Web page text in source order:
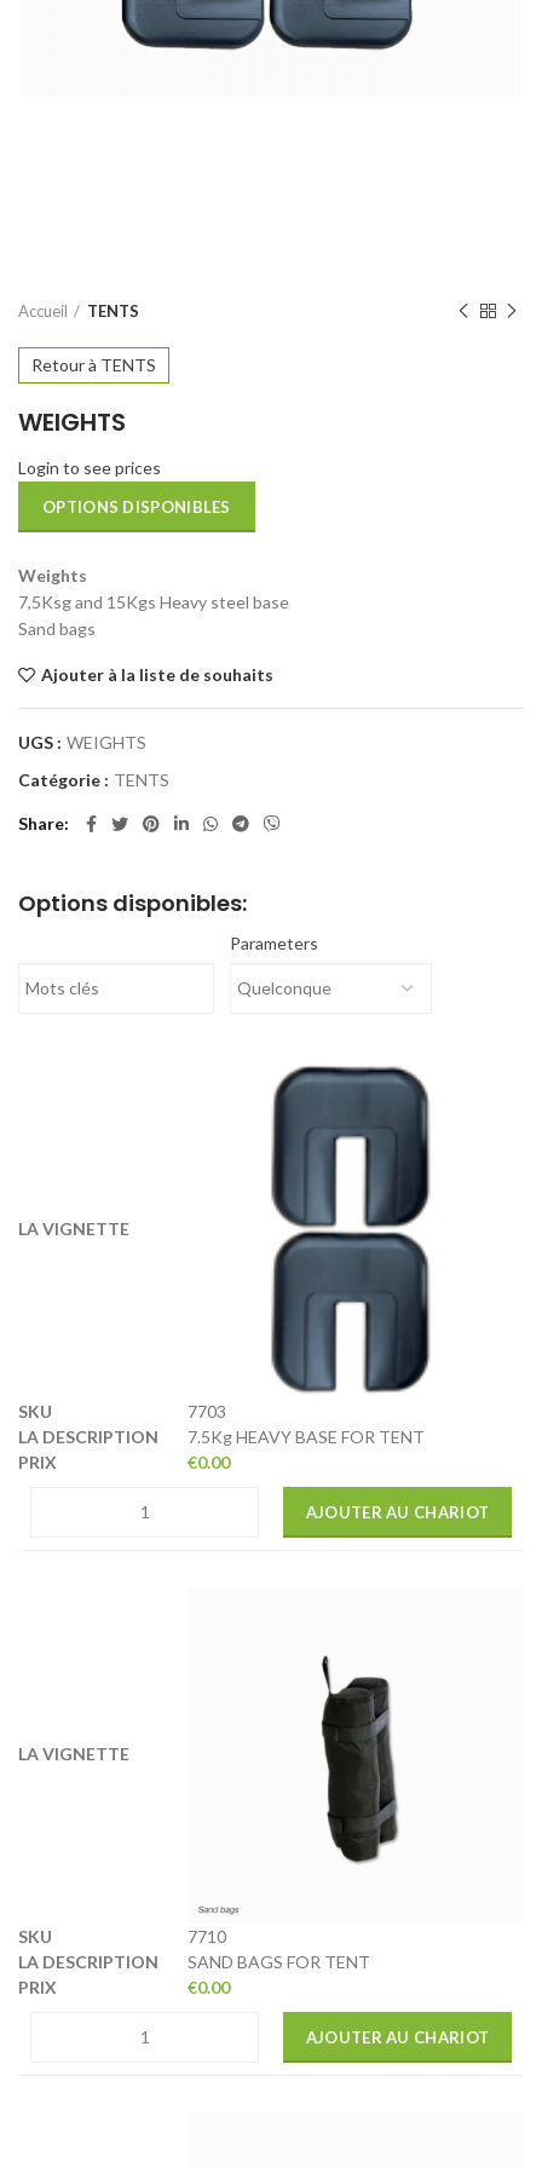
Accueil TENTS
Retour à TENTS
WEIGHTS
Login to see prices
OPTIONS DISPONIBLES
Weights
7,5Ksg and 15Kgs Heavy steel base
Sand bags
Ajouter à la liste de souhaits
UGS : WEIGHTS
Catégorie : TENTS
Share
Options disponibles:
Parameters
7703
7.5Kg HEAVY BASE FOR TENT
€0.00
AJOUTER AU CHARIOT
7710
SAND BAGS FOR TENT
€0.00
AJOUTER AU CHARIOT